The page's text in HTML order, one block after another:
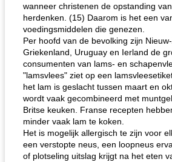
wanneer christenen de opstanding
herdenken. (15) Daarom is het een
voedingsmiddelen die genezen.
Per hoofd van de bevolking zijn
Griekenland, Uruguay en Ierland de
consumenten van lams- en
"lamsvlees" ziet op een
het lam is geslacht tussen maart en
wordt vaak gecombineerd met
Britse keuken. Franse recepten
minder vaak lam te koken.
Het is mogelijk allergisch te zijn voor
een verstopte neus, een loopneus
of plotseling uitslag krijgt na het eten